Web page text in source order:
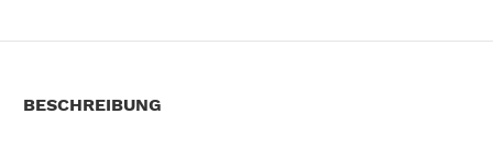
BESCHREIBUNG